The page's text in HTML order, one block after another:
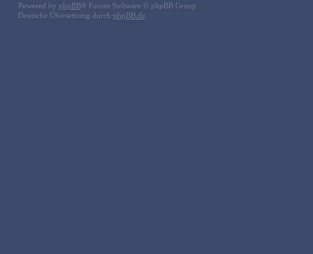
Powered by phpBB® Forum Software © phpBB Group
Deutsche Übersetzung durch phpBB.de